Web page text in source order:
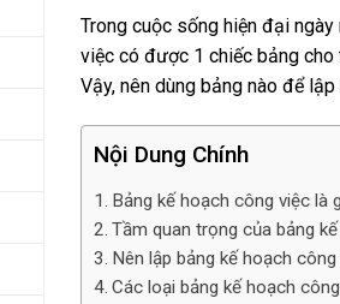
Trong cuộc sống hiện đại
việc có được 1 chiếc bảng
Vậy, nên dùng bảng nào để
Nội Dung Chính
Bảng kế hoạch công việc là
Tầm quan trọng của bảng
Nên lập bảng kế hoạch
Các loại bảng kế hoạch